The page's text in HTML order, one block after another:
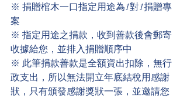
※ 捐贈棺木一口指定用途為1對1捐贈專
案
※ 指定用途之捐款，收到善款後會郵寄
收據給您，並排入捐贈順序中
※ 此筆捐款善款是全額資出扣除，無行
政支出，所以無法開立年底結稅用感謝
狀，只有頒發感謝獎狀一張，並邀請您